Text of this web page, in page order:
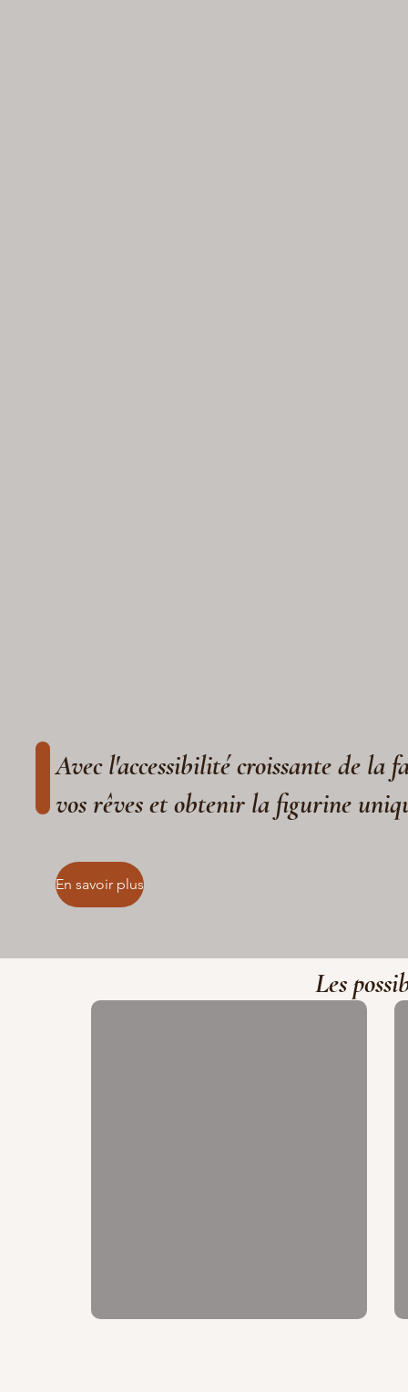
Avec l'accessibilité croissante de la
vos rêves et obtenir la figurine
En savoir plus
Les